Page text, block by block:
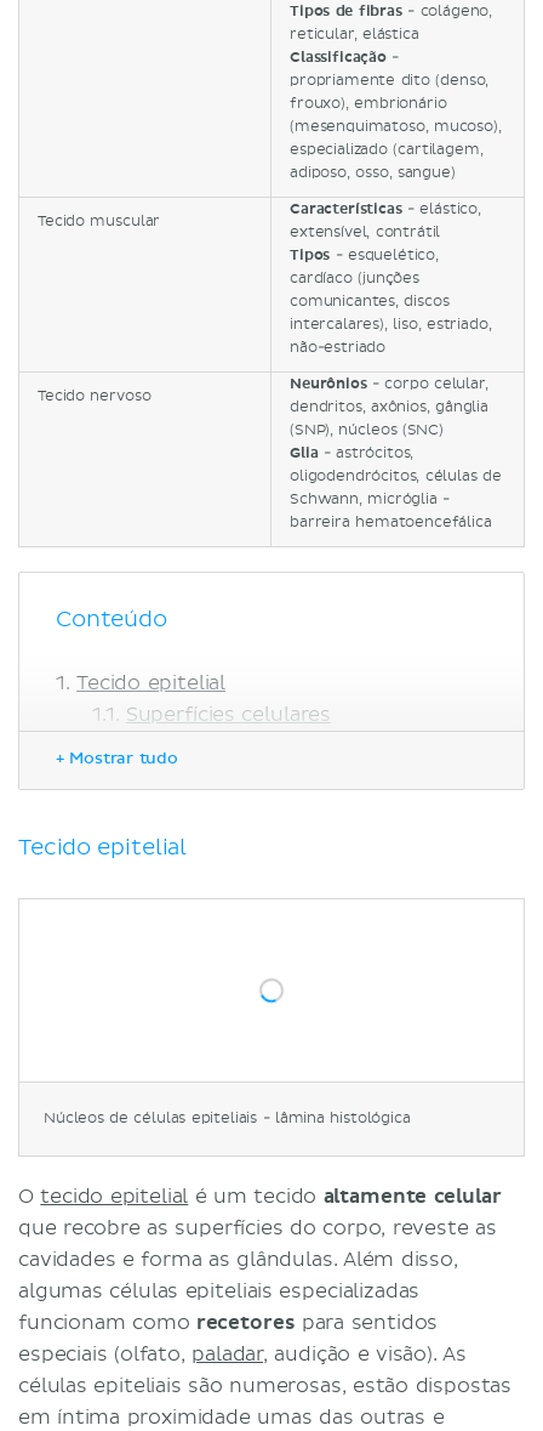
Tipos de fibras- colágeno,
reticular, elástica
Classificação-
propriamente dito (denso,
frouxo), embrionário
(mesenquimatoso, mucoso),
especializado (cartilagem,
adiposo, osso, sangue)
Tecido muscular
Características- elástico,
extensível, contrátil
Tipos - esquelético,
cardíaco (junções
comunicantes, discos
intercalares), liso, estriado,
não-estriado
Tecido nervoso
Neurônios- corpo celular,
dendritos, axônios, gânglia
(SNP), núcleos (SNC)
Glia - astrócitos,
oligodendrócitos, células de
Schwann, micróglia -
barreira hematoencefálica
Conteúdo
Tecido epitelial
Superfícies celulares
Células do tecido conjuntivo
Classificação do tecido conjuntivo
Músculo estriado cardíaco
Resumo dos tipos de tecidos do corpo
humano
Tecidos
Tecido epitelial
Tecido conjuntivo
Tecido muscular
Tecido nervoso
Referências
Artigos relacionados
Vídeos relacionados
+ Mostrar tudo
Tecido epitelial
Núcleos de células epiteliais - lâmina histológica
Otecido epitelial é um tecido altamente celular
que recobre as superfícies do corpo, reveste as
cavidades e forma as glândulas. Além disso,
algumas células epiteliais especializadas
funcionam como recetores para sentidos
especiais (olfato, paladar, audição e visão). As
células epiteliais são numerosas, estão dispostas
em íntima proximidade umas das outras e